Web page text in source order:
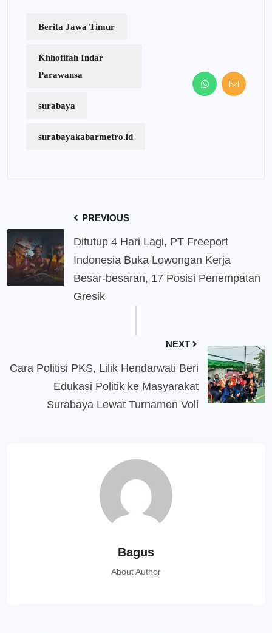
Berita Jawa Timur
Khhofifah Indar
Parawansa
surabaya
surabayakabarmetro.id
PREVIOUS
Ditutup 4 Hari Lagi, PT Freeport
Indonesia Buka Lowongan Kerja
Besar-besaran, 17 Posisi Penempatan
Gresik
NEXT
Cara Politisi PKS, Lilik Hendarwati Beri
Edukasi Politik ke Masyarakat
Surabaya Lewat Turnamen Voli
Bagus
About Author